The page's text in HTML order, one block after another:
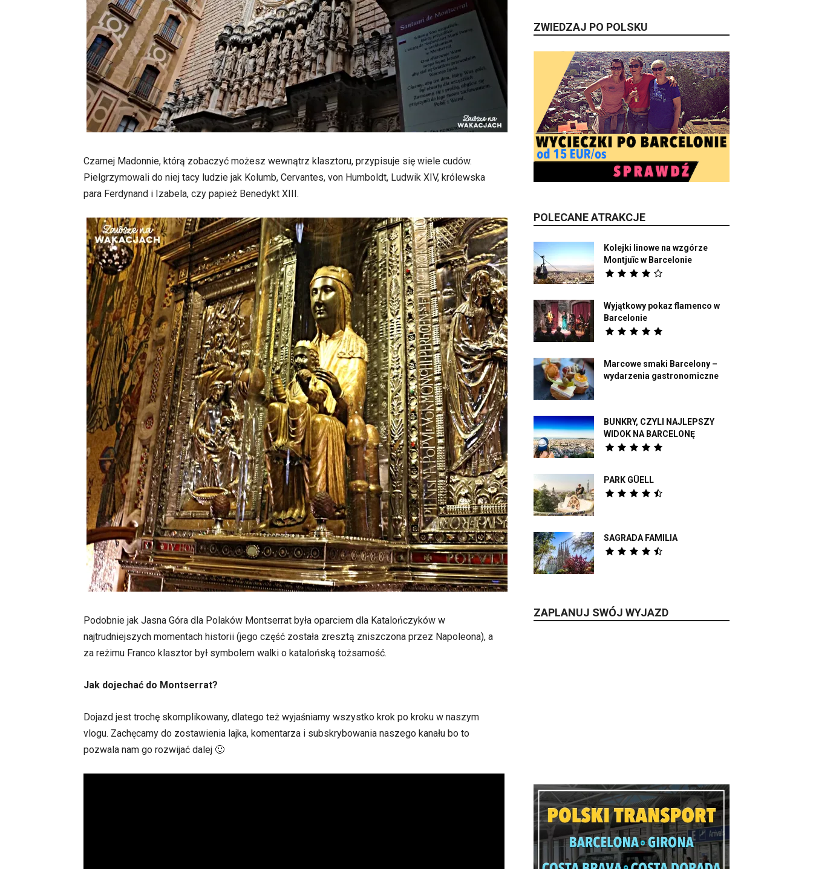
Czarnej Madonnie, którą zobaczyć możesz wewnątrz klasztoru, przypisuje się wiele cudów.
Pielgrzymowali do niej tacy ludzie jak Kolumb, Cervantes, von Humboldt, Ludwik XIV, królewska
para Ferdynand i Izabela, czy papież Benedykt XIII.
Podobnie jak Jasna Góra dla Polaków Montserrat była oparciem dla Katalończyków w
najtrudniejszych momentach historii (jego część została zresztą zniszczona przez Napoleona), a
za reżimu Franco klasztor był symbolem walki o katalońską tożsamość.
Jak dojechać do Montserrat?
Dojazd jest trochę skomplikowany, dlatego też wyjaśniamy wszystko krok po kroku w naszym
vlogu. Zachęcamy do zostawienia lajka, komentarza i subskrybowania naszego kanału bo to
pozwala nam go rozwijać dalej 🙂
ZWIEDZAJ PO POLSKU
POLECANE ATRAKCJE
Kolejki linowe na wzgórze
Montjuïc w Barcelonie
Wyjątkowy pokaz flamenco w
Barcelonie
Marcowe smaki Barcelony –
wydarzenia gastronomiczne
BUNKRY, CZYLI NAJLEPSZY
WIDOK NA BARCELONĘ
PARK GÜELL
SAGRADA FAMILIA
ZAPLANUJ SWÓJ WYJAZD